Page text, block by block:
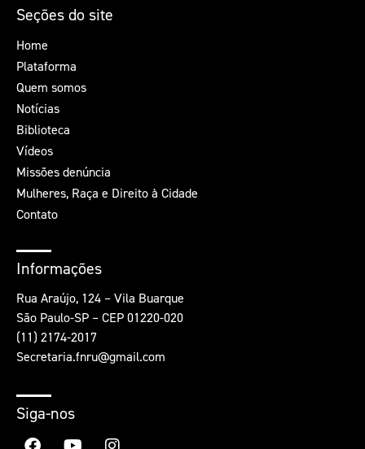
Seções do site
Home
Plataforma
Quem somos
Notícias
Biblioteca
Vídeos
Missões denúncia
Mulheres, Raça e Direito à Cidade
Contato
Informações
Rua Araújo, 124 – Vila Buarque
São Paulo-SP – CEP 01220-020
(11) 2174-2017
Secretaria.fnru@gmail.com
Siga-nos